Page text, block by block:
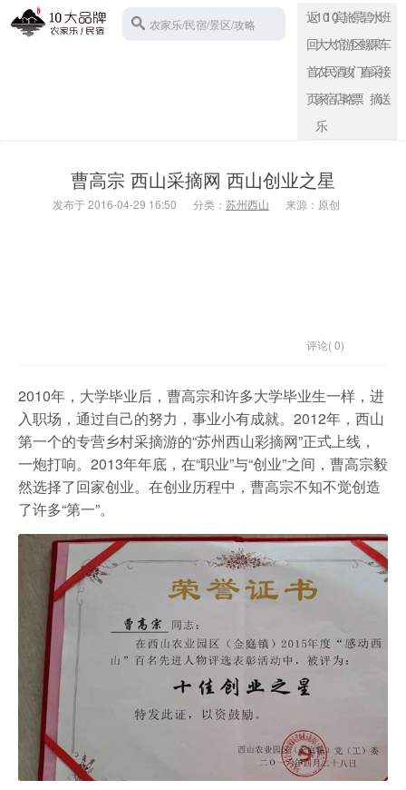
农家乐
农家乐/民宿/景区/攻略
返
回
首
页
10
大
农
家
乐
10
大
民
宿
宾
馆
酒
店
旅
游
攻
略
景
区
门
票
碧
螺
春
水
果
采
摘
班
车
接
送
曹高宗 西山采摘网 西山创业之星
发布于 2016-04-29 16:50 分类： 苏州西山 来源：原创
评论( 0)
2010年，大学毕业后，曹高宗和许多大学毕业生一样，进
入职场，通过自己的努力，事业小有成就。2012年，西山
第一个的专营乡村采摘游的“苏州西山彩摘网”正式上线，
一炮打响。2013年年底，在“职业”与“创业”之间，曹高宗毅
然选择了回家创业。在创业历程中，曹高宗不知不觉创造
了许多“第一”。